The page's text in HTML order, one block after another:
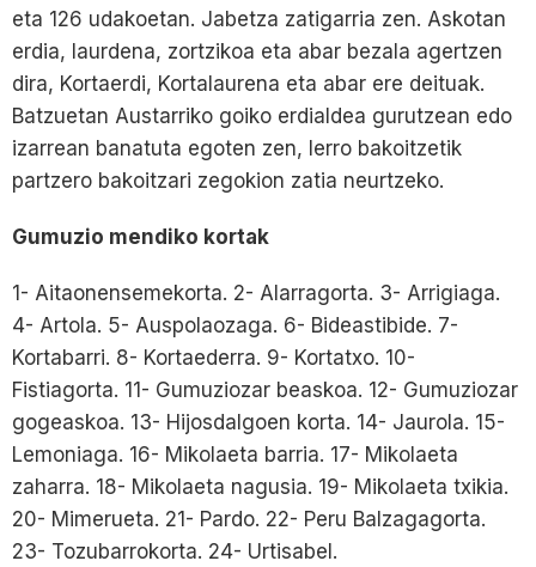
eta 126 udakoetan. Jabetza zatigarria zen. Askotan
erdia, laurdena, zortzikoa eta abar bezala agertzen
dira, Kortaerdi, Kortalaurena eta abar ere deituak.
Batzuetan Austarriko goiko erdialdea gurutzean edo
izarrean banatuta egoten zen, lerro bakoitzetik
partzero bakoitzari zegokion zatia neurtzeko.
Gumuzio mendiko kortak
1- Aitaonensemekorta. 2- Alarragorta. 3- Arrigiaga.
4- Artola. 5- Auspolaozaga. 6- Bideastibide. 7-
Kortabarri. 8- Kortaederra. 9- Kortatxo. 10-
Fistiagorta. 11- Gumuziozar beaskoa. 12- Gumuziozar
gogeaskoa. 13- Hijosdalgoen korta. 14- Jaurola. 15-
Lemoniaga. 16- Mikolaeta barria. 17- Mikolaeta
zaharra. 18- Mikolaeta nagusia. 19- Mikolaeta txikia.
20- Mimerueta. 21- Pardo. 22- Peru Balzagagorta.
23- Tozubarrokorta. 24- Urtisabel.